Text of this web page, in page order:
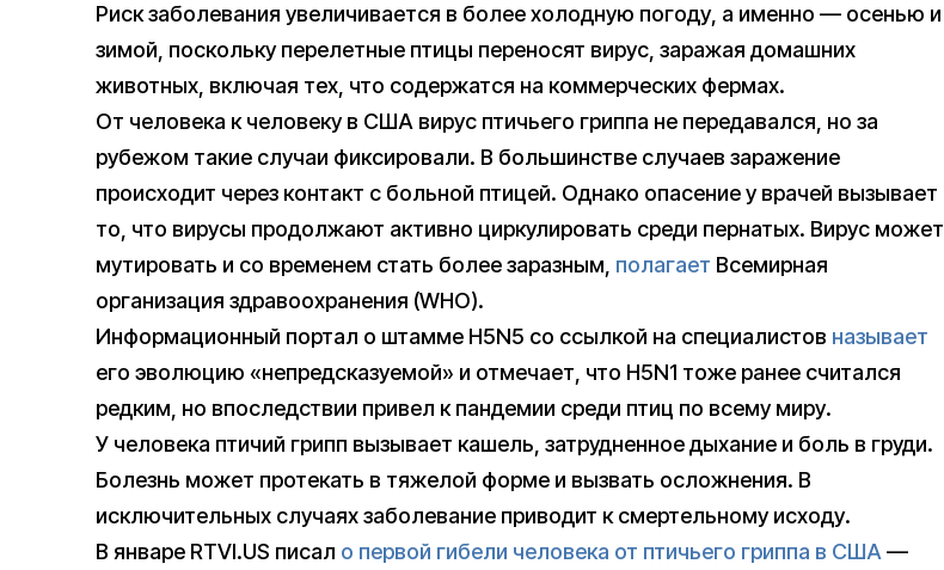
Риск заболевания увеличивается в более холодную погоду, а именно — осенью и
зимой, поскольку перелетные птицы переносят вирус, заражая домашних
животных, включая тех, что содержатся на коммерческих фермах.
От человека к человеку в США вирус птичьего гриппа не передавался, но за
рубежом такие случаи фиксировали. В большинстве случаев заражение
происходит через контакт с больной птицей. Однако опасение у врачей вызывает
то, что вирусы продолжают активно циркулировать среди пернатых. Вирус может
мутировать и со временем стать более заразным, полагает Всемирная
организация здравоохранения (WHO).
Информационный портал о штамме H5N5 со ссылкой на специалистов называет
его эволюцию «непредсказуемой» и отмечает, что H5N1 тоже ранее считался
редким, но впоследствии привел к пандемии среди птиц по всему миру.
У человека птичий грипп вызывает кашель, затрудненное дыхание и боль в груди.
Болезнь может протекать в тяжелой форме и вызвать осложнения. В
исключительных случаях заболевание приводит к смертельному исходу.
В январе RTVI.US писал о первой гибели человека от птичьего гриппа в США—